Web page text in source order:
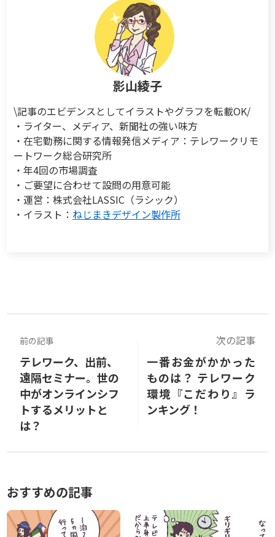
影山綾子
\記事のエビデンスとしてイラストやグラフを転載OK/
・ライター、メディア、新聞社の強い味方
・在宅勤務に関する情報発信メディア：テレワークリモ
ートワーク総合研究所
・年4回の市場調査
・ご要望に合わせて設問の用意可能
・運営：株式会社LASSIC（ラシック）
・イラスト： ねじまきデザイン製作所
前の記事
テレワーク、出前、
遠隔セミナー。世の
中がオンラインシフ
トするメリットと
は？
次の記事
一番お金がかかった
ものは？ テレワーク
環境『こだわり』ラ
ンキング！
おすすめの記事